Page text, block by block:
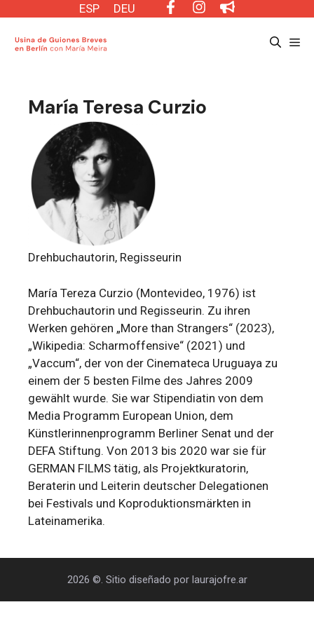
contenido
ESP DEU
María Teresa Curzio
Drehbuchautorin, Regisseurin
María Tereza Curzio (Montevideo, 1976) ist
Drehbuchautorin und Regisseurin. Zu ihren
Werken gehören „More than Strangers“ (2023),
„Wikipedia: Scharmoffensive“ (2021) und
„Vaccum“, der von der Cinemateca Uruguaya zu
einem der 5 besten Filme des Jahres 2009
gewählt wurde. Sie war Stipendiatin von dem
Media Programm European Union, dem
Künstlerinnenprogramm Berliner Senat und der
DEFA Stiftung. Von 2013 bis 2020 war sie für
GERMAN FILMS tätig, als Projektkuratorin,
Beraterin und Leiterin deutscher Delegationen
bei Festivals und Koproduktionsmärkten in
Lateinamerika.
2026 ©. Sitio diseñado por laurajofre.ar